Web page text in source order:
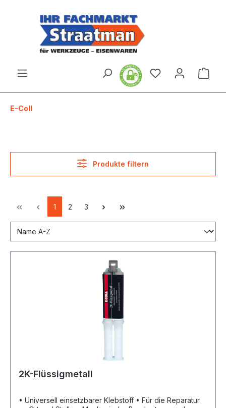
E-Coll
Produkte filtern
1 2 3
2K-Flüssigmetall
• Universell einsetzbarer Klebstoff • Für die Reparatur